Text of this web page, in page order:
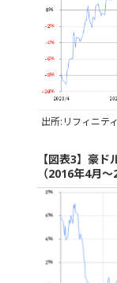
出所:リフィニテ
【図表3】豪
（2016年4月～